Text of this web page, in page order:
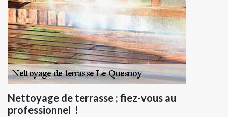
Nettoyage de terrasse ; fiez-vous au
professionnel !